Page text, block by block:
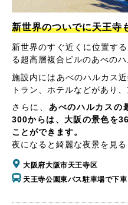
新世界のついでに天王寺
新世界のすぐ近くに位置す
る超高層複合ビルのあべのハ
施設内にはあべのハルカス
トラン、ホテルなどがあり
さらに、 あべのハルカスの
300からは、大阪の景色を
ことができます。
夜になると綺麗な夜景を見
大阪府大阪市天王寺区
天王寺公園東バス駐車場で下車